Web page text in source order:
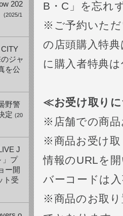
202
(2025/1
ジャ
を公
野警
定 (20
J
」プ
ー開
ト受
B・C」を忘れ
※ご予約いただ
の店頭購入特
に購入者特典
≪お受け取り
※店舗での商品
※商品お受け取
情報のURLを
バーコードは
※商品のお取り